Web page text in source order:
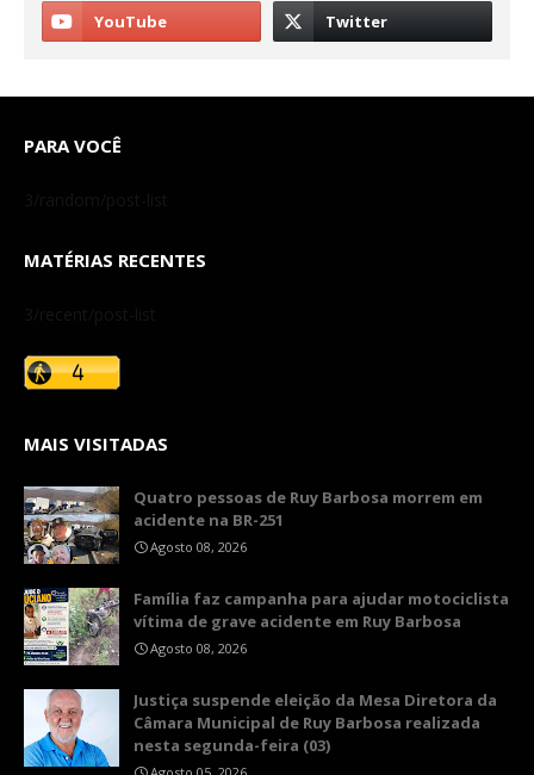
PARA VOCÊ
3/random/post-list
MATÉRIAS RECENTES
3/recent/post-list
MAIS VISITADAS
Quatro pessoas de Ruy Barbosa morrem em
acidente na BR-251
Agosto 08, 2026
​Família faz campanha para ajudar motociclista
vítima de grave acidente em Ruy Barbosa
Agosto 08, 2026
​Justiça suspende eleição da Mesa Diretora da
Câmara Municipal de Ruy Barbosa realizada
nesta segunda-feira (03)